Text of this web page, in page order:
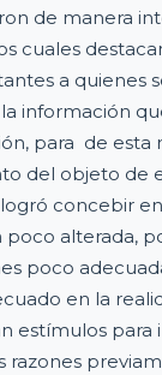
de manera
cuales
a quienes
información
para de esta
del objeto de
concebir
alterada,
poco
en la
estímulos para